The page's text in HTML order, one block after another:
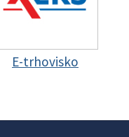
E-trhovisko